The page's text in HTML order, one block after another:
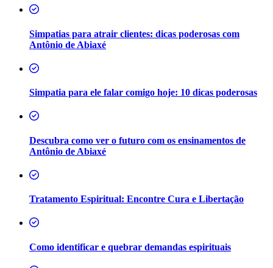
Simpatias para atrair clientes: dicas poderosas com
Antônio de Abiaxé
Simpatia para ele falar comigo hoje: 10 dicas poderosas
Descubra como ver o futuro com os ensinamentos de
Antônio de Abiaxé
Tratamento Espiritual: Encontre Cura e Libertação
Como identificar e quebrar demandas espirituais